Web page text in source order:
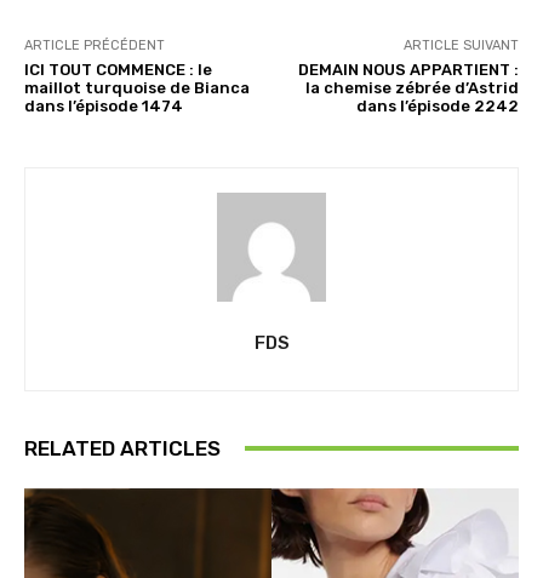
ARTICLE PRÉCÉDENT
ICI TOUT COMMENCE : le
maillot turquoise de Bianca
dans l’épisode 1474
ARTICLE SUIVANT
DEMAIN NOUS APPARTIENT :
la chemise zébrée d’Astrid
dans l’épisode 2242
FDS
RELATED ARTICLES